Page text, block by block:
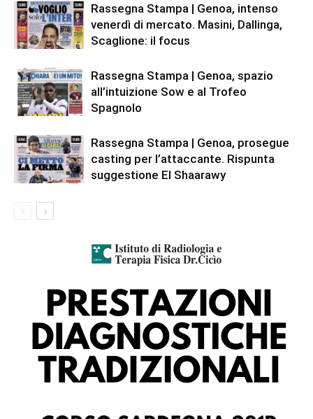
Rassegna Stampa | Genoa, intenso
venerdì di mercato. Masini, Dallinga,
Scaglione: il focus
Rassegna Stampa | Genoa, spazio
all’intuizione Sow e al Trofeo
Spagnolo
Rassegna Stampa | Genoa, prosegue
casting per l’attaccante. Rispunta
suggestione El Shaarawy